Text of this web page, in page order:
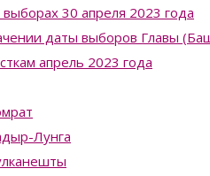
30 апреля 2023 года
даты выборов Главы
апрель 2023 года
Лунга